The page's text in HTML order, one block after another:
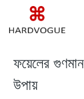
ফয়েলের
উপায়